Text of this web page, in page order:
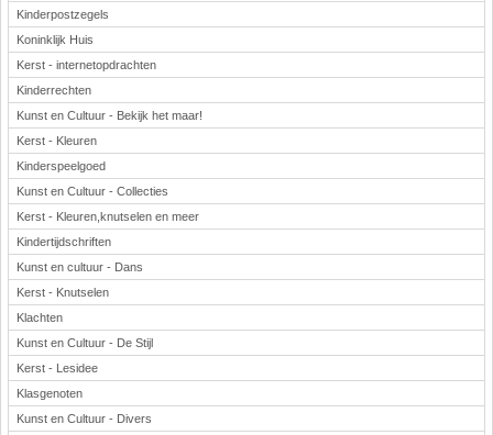
Kinderpostzegels
Koninklijk Huis
Kerst - internetopdrachten
Kinderrechten
Kunst en Cultuur - Bekijk het maar!
Kerst - Kleuren
Kinderspeelgoed
Kunst en Cultuur - Collecties
Kerst - Kleuren,knutselen en meer
Kindertijdschriften
Kunst en cultuur - Dans
Kerst - Knutselen
Klachten
Kunst en Cultuur - De Stijl
Kerst - Lesidee
Klasgenoten
Kunst en Cultuur - Divers